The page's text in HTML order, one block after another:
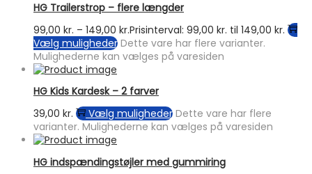
HG Trailerstrop – flere længder
99,00 kr. – 149,00 kr.Prisinterval: 99,00 kr. til 149,00 kr.
Vælg muligheder Dette vare har flere varianter.
Mulighederne kan vælges på varesiden
HG Kids Kardesk – 2 farver
39,00 kr. Vælg muligheder Dette vare har flere
varianter. Mulighederne kan vælges på varesiden
HG indspændingstøjler med gummiring